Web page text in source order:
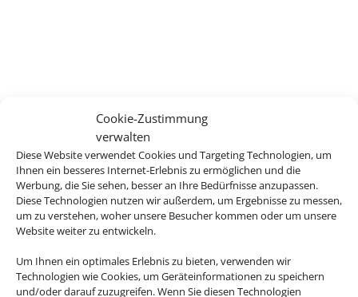
Cookie-Zustimmung
verwalten
Diese Website verwendet Cookies und Targeting Technologien, um
Ihnen ein besseres Internet-Erlebnis zu ermöglichen und die
Werbung, die Sie sehen, besser an Ihre Bedürfnisse anzupassen.
Diese Technologien nutzen wir außerdem, um Ergebnisse zu messen,
um zu verstehen, woher unsere Besucher kommen oder um unsere
Website weiter zu entwickeln.
Um Ihnen ein optimales Erlebnis zu bieten, verwenden wir
Technologien wie Cookies, um Geräteinformationen zu speichern
und/oder darauf zuzugreifen. Wenn Sie diesen Technologien